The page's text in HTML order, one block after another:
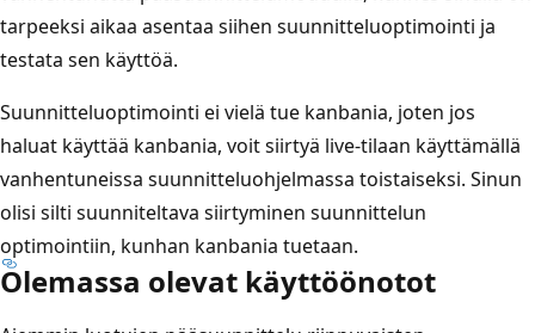
tarpeeksi aikaa asentaa siihen suunnitteluoptimointi ja
testata sen käyttöä.
Suunnitteluoptimointi ei vielä tue kanbania, joten jos
haluat käyttää kanbania, voit siirtyä live-tilaan käyttämällä
vanhentuneissa suunnitteluohjelmassa toistaiseksi. Sinun
olisi silti suunniteltava siirtyminen suunnittelun
optimointiin, kunhan kanbania tuetaan.
Olemassa olevat käyttöönotot